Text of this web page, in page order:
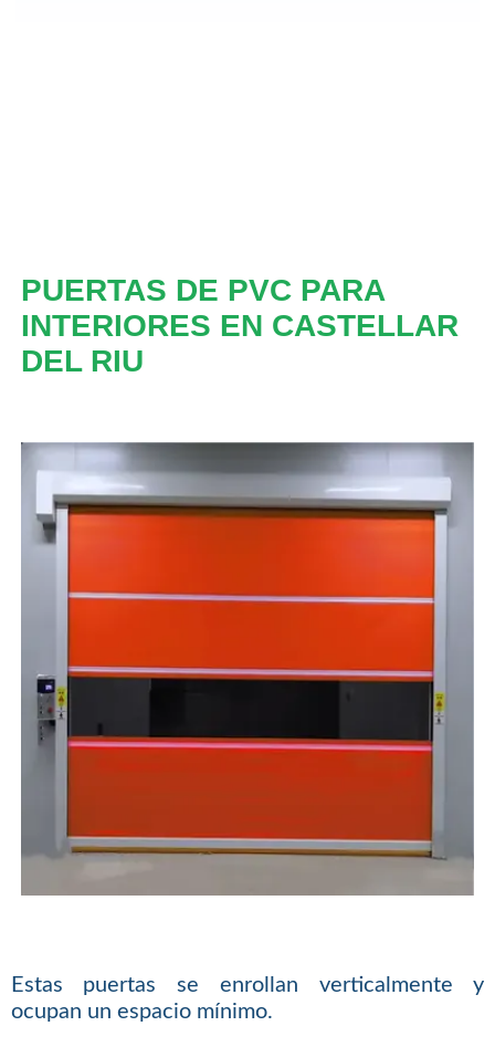
PUERTAS DE PVC PARA
INTERIORES EN CASTELLAR
DEL RIU
Estas puertas se enrollan verticalmente y
ocupan un espacio mínimo.